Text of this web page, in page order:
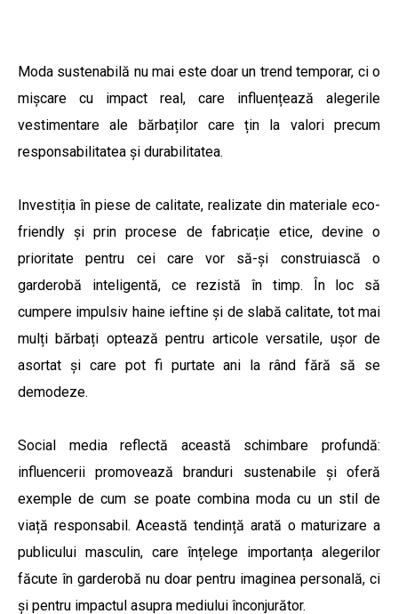
Moda sustenabilă nu mai este doar un trend temporar, ci o
mișcare cu impact real, care influențează alegerile
vestimentare ale bărbaților care țin la valori precum
responsabilitatea și durabilitatea.
Investiția în piese de calitate, realizate din materiale eco-
friendly și prin procese de fabricație etice, devine o
prioritate pentru cei care vor să-și construiască o
garderobă inteligentă, ce rezistă în timp. În loc să
cumpere impulsiv haine ieftine și de slabă calitate, tot mai
mulți bărbați optează pentru articole versatile, ușor de
asortat și care pot fi purtate ani la rând fără să se
demodeze.
Social media reflectă această schimbare profundă:
influencerii promovează branduri sustenabile și oferă
exemple de cum se poate combina moda cu un stil de
viață responsabil. Această tendință arată o maturizare a
publicului masculin, care înțelege importanța alegerilor
făcute în garderobă nu doar pentru imaginea personală, ci
și pentru impactul asupra mediului înconjurător.